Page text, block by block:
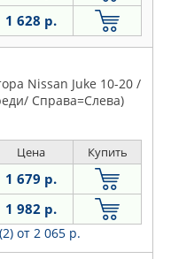
1 628 р.
Nissan Juke 10-20 /
Справа=Слева)
Цена Купить
1 679 р.
1 982 р.
от 2 065 р.